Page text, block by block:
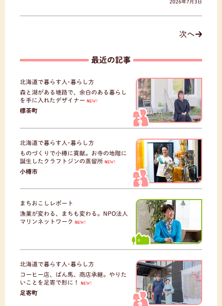
2026年7月3日
次へ
最近の記事
北海道で暮らす人･暮らし方
森と湖がある塘路で、余白のある暮らし
を手に入れたデザイナー
NEW!
標茶町
北海道で暮らす人･暮らし方
ものづくりで小樽に貢献。お寺の地階に
誕生したクラフトジンの蒸留所 NEW!
小樽市
まちおこしレポート
漁業が変わる、まちも変わる。NPO法人
マリンネットワーク
NEW!
北海道で暮らす人･暮らし方
コーヒー店、ばん馬、商店承継。やりた
いことを足寄で形に！
NEW!
足寄町